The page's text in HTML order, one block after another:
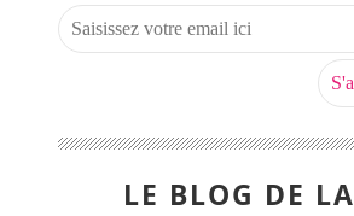
LE BLOG DE LA